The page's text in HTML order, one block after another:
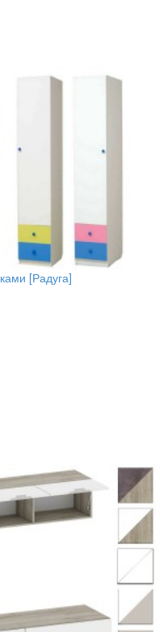
[Радуга]